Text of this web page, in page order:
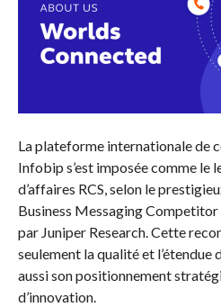
La plateforme internationale de
Infobip s’est imposée comme le
d’affaires RCS, selon le
Business Messaging
par Juniper Research. Cette
seulement la qualité et l’étendue
aussi son positionnement
d’innovation.